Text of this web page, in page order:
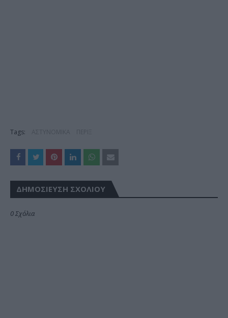
Tags:
ΔΗΜΟΣΊΕΥΣΗ ΣΧΟΛΊΟΥ
0 Σχόλια